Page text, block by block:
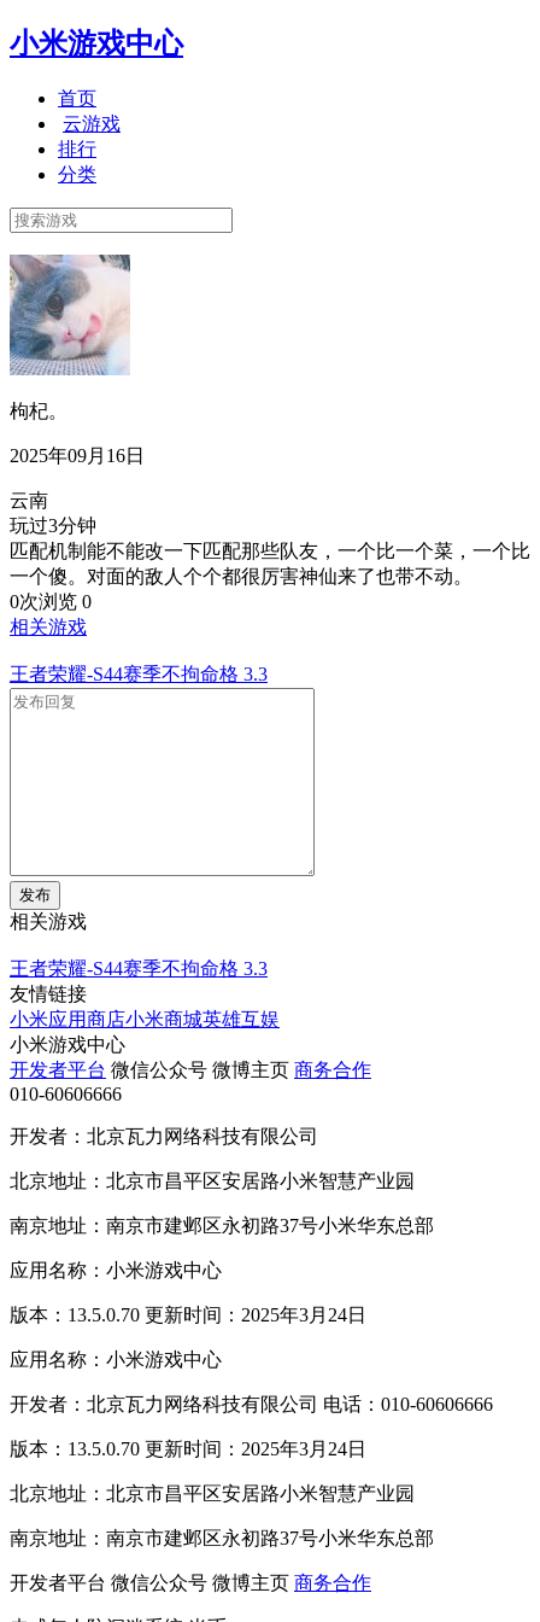
小米游戏中心
首页
云游戏
排行
分类
枸杞。
2025年09月16日
云南
玩过3分钟
匹配机制能不能改一下匹配那些队友，一个比一个菜，一个比
一个傻。对面的敌人个个都很厉害神仙来了也带不动。
0次浏览 0
相关游戏
王者荣耀-S44赛季不拘命格 3.3
发布
相关游戏
王者荣耀-S44赛季不拘命格 3.3
友情链接
小米应用商店小米商城英雄互娱
小米游戏中心
开发者平台 微信公众号 微博主页 商务合作
010-60606666
开发者：北京瓦力网络科技有限公司
北京地址：北京市昌平区安居路小米智慧产业园
南京地址：南京市建邺区永初路37号小米华东总部
应用名称：小米游戏中心
版本：13.5.0.70 更新时间：2025年3月24日
应用名称：小米游戏中心
开发者：北京瓦力网络科技有限公司 电话：010-60606666
版本：13.5.0.70 更新时间：2025年3月24日
北京地址：北京市昌平区安居路小米智慧产业园
南京地址：南京市建邺区永初路37号小米华东总部
开发者平台 微信公众号 微博主页 商务合作